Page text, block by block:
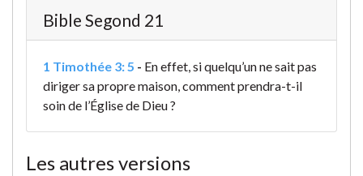
Bible Segond 21
1 Timothée 3: 5 - En effet, si quelqu’un ne sait pas
diriger sa propre maison, comment prendra-t-il
soin de l’Église de Dieu ?
Les autres versions